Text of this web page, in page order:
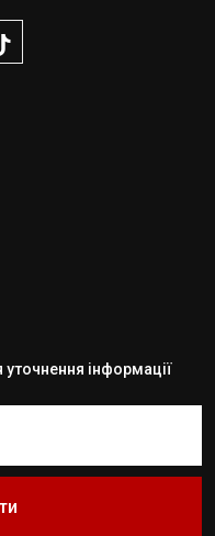
інформації